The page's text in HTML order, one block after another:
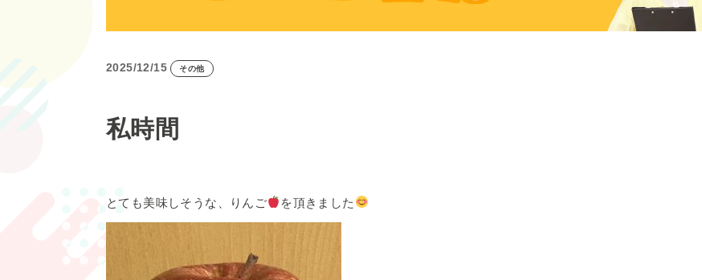
2025/12/15 その他
私時間
とても美味しそうな、りんご を頂きました